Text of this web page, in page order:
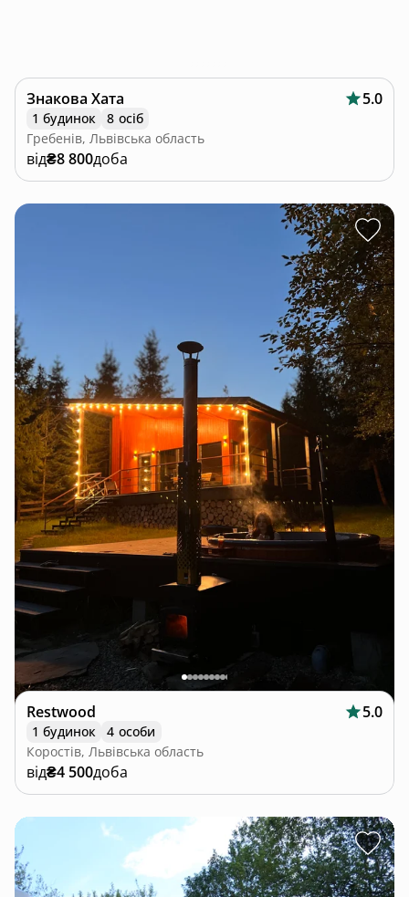
Знакова Хата 5.0
1 будинок
8 осіб
Гребенів, Львівська область
від₴8 800доба
Restwood 5.0
1 будинок
4 особи
Коростів, Львівська область
від₴4 500доба